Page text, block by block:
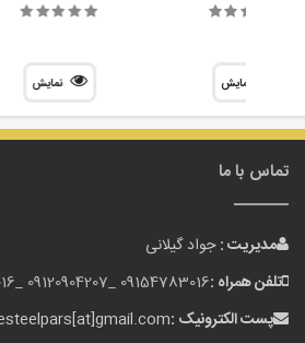
نمایش نمایش
تماس با ما
مدیریت :جواد گیلانی
تلفن همراه :09154783016 _
09120904207 _
پست الکترونیک :